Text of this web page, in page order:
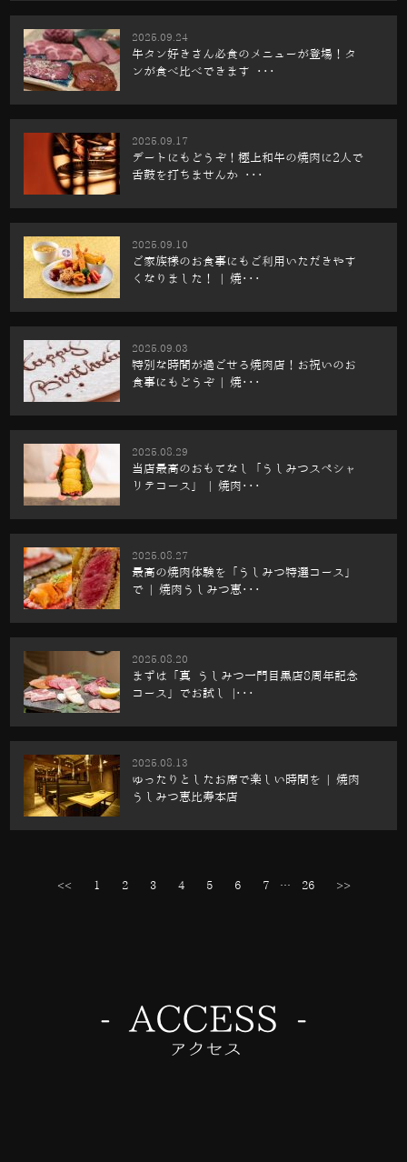
2025.09.24
牛タン好きさん必食のメニューが登場！タ
ンが食べ比べできます ･･･
2025.09.17
デートにもどうぞ！極上和牛の焼肉に2人で
舌鼓を打ちませんか ･･･
2025.09.10
ご家族様のお食事にもご利用いただきやす
くなりました！ | 焼･･･
2025.09.03
特別な時間が過ごせる焼肉店！お祝いのお
食事にもどうぞ | 焼･･･
2025.08.29
当店最高のおもてなし「うしみつスペシャ
リテコース」 | 焼肉･･･
2025.08.27
最高の焼肉体験を「うしみつ特選コース」
で | 焼肉うしみつ恵･･･
2025.08.20
まずは「真 うしみつ一門目黒店8周年記念
コース」でお試し |･･･
2025.08.13
ゆったりとしたお席で楽しい時間を | 焼肉
うしみつ恵比寿本店
<< 1 2 3 4 5 6 7 … 26 >>